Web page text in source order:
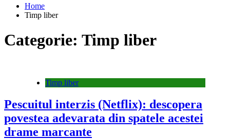
Home
Timp liber
Categorie: Timp liber
Timp liber
Pescuitul interzis (Netflix): descopera
povestea adevarata din spatele acestei
drame marcante